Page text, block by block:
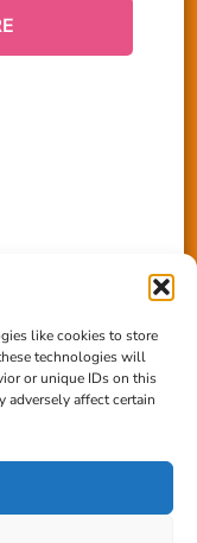
like cookies to store
technologies will
or unique IDs on this
affect certain
7/24